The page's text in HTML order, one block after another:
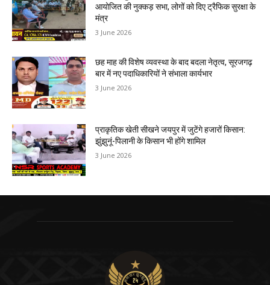
आयोजित की नुक्कड़ सभा, लोगों को दिए ट्रैफिक सुरक्षा के
मंत्र
3 June 2026
छह माह की विशेष व्यवस्था के बाद बदला नेतृत्व, सूरजगढ़
बार में नए पदाधिकारियों ने संभाला कार्यभार
3 June 2026
प्राकृतिक खेती सीखने जयपुर में जुटेंगे हजारों किसान:
झुंझुनूं-पिलानी के किसान भी होंगे शामिल
3 June 2026